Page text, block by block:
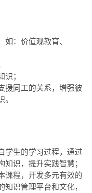
：价值观教育、
；
援同工的关系，增强彼
学生的学习过程，通过
识，提升实践智慧；
课程，开发多元有效的
识管理平台和文化，